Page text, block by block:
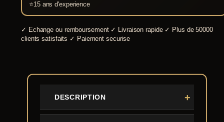
⭐15 ans d'experience
✓ Echange ou remboursement ✓ Livraison rapide ✓ Plus de 50000
clients satisfaits ✓ Paiement securise
DESCRIPTION